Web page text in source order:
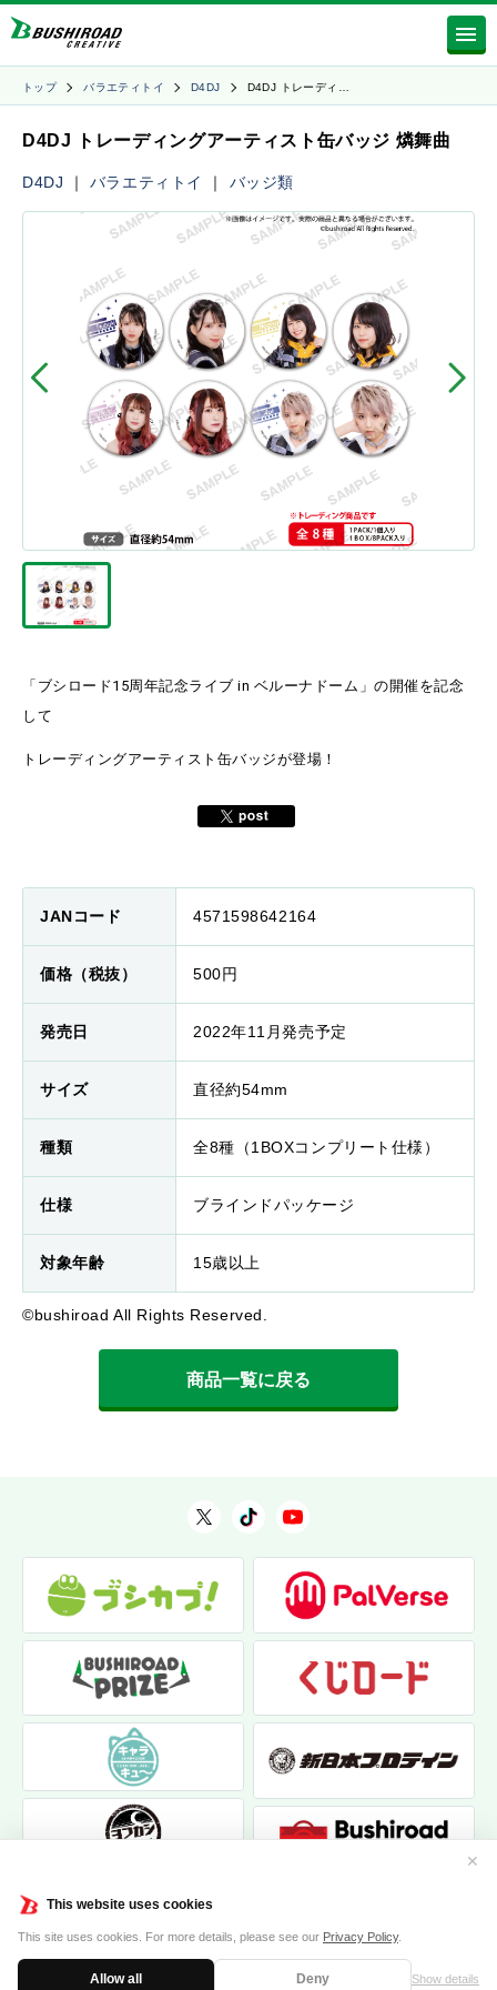
This website uses cookies
This site uses cookies. For more details, please see our Privacy Policy.
Allow all Deny Show details
✕
トップ バラエティトイ D4DJ D4DJ トレーディ…
D4DJ トレーディングアーティスト缶バッジ 燐舞曲
D4DJ ｜ バラエティトイ ｜ バッジ類
「ブシロード15周年記念ライブ in ベルーナドーム」の開催を記念
して
トレーディングアーティスト缶バッジが登場！
JANコード 4571598642164
価格（税抜） 500円
発売日 2022年11月発売予定
サイズ 直径約54mm
種類 全8種（1BOXコンプリート仕様）
仕様 ブラインドパッケージ
対象年齢 15歳以上
©bushiroad All Rights Reserved.
商品一覧に戻る